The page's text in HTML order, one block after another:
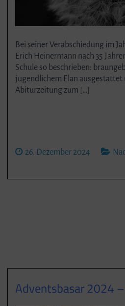
Bei seiner Verabschiedung im
Erich Heinermann nach 35
Schule so beschrieben:
jugendlichem Elan ausgestattet
Abiturzeitung zum […]
26. Dezember 2024
Adventsbasar 2024